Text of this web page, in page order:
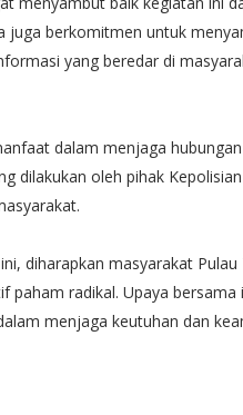
berkomitmen untuk
yang beredar di
dalam menjaga
dilakukan oleh pihak
diharapkan masyarakat
paham radikal. Upaya
menjaga keutuhan dan